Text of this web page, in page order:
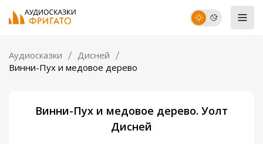
Аудиосказки
Дисней
Винни-Пух и медовое дерево
Винни-Пух и медовое дерево. Уолт
Дисней